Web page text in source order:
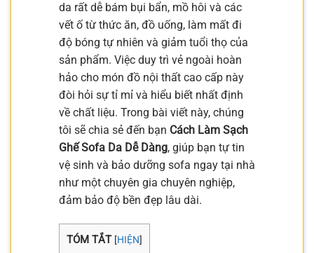
da rất dễ bám bụi bẩn, mồ hôi và các
vết ố từ thức ăn, đồ uống, làm mất đi
độ bóng tự nhiên và giảm tuổi thọ của
sản phẩm. Việc duy trì vẻ ngoài hoàn
hảo cho món đồ nội thất cao cấp này
đòi hỏi sự tỉ mỉ và hiểu biết nhất định
về chất liệu. Trong bài viết này, chúng
tôi sẽ chia sẻ đến bạn Cách Làm Sạch
Ghế Sofa Da Dễ Dàng, giúp bạn tự tin
vệ sinh và bảo dưỡng sofa ngay tại nhà
như một chuyên gia chuyên nghiệp,
đảm bảo độ bền đẹp lâu dài.
TÓM TẮT [HIỆN]